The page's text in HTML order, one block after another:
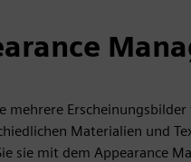
mehrere
Materialien und
sie mit dem Appearance